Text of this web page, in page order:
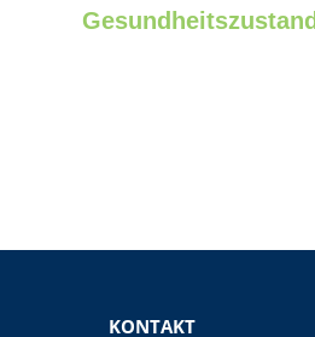
Gesundheitszustand
KONTAKT